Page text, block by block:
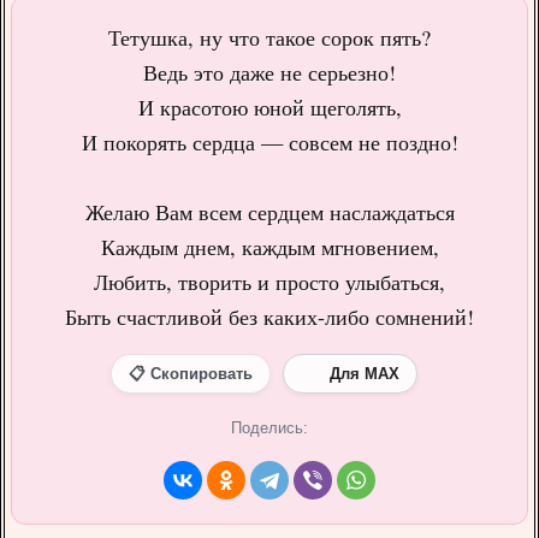
Тетушка, ну что такое сорок пять?
Ведь это даже не серьезно!
И красотою юной щеголять,
И покорять сердца — совсем не поздно!
Желаю Вам всем сердцем наслаждаться
Каждым днем, каждым мгновением,
Любить, творить и просто улыбаться,
Быть счастливой без каких-либо сомнений!
📋 Скопировать Для MAX
Поделись: